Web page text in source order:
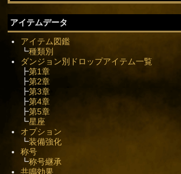
アイテムデータ
アイテム図鑑
┗種類別
ダンジョン別ドロップアイテム一覧
┣第1章
┣第2章
┣第3章
┣第4章
┣第5章
┗星座
オプション
┗装備強化
称号
┗称号継承
共鳴効果